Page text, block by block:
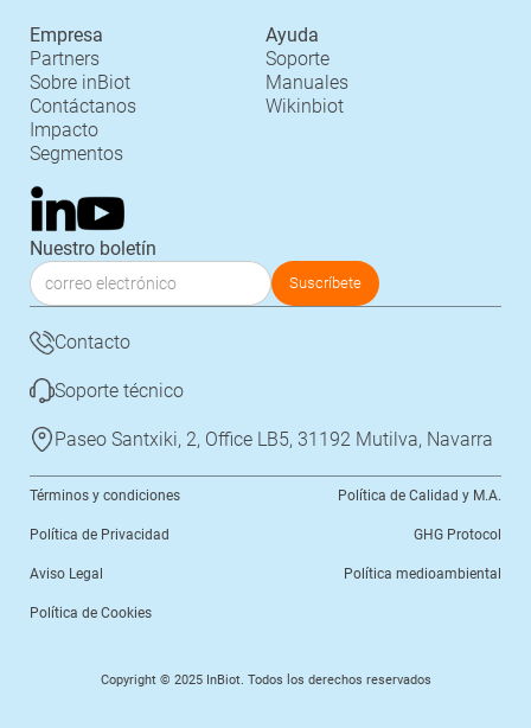
Empresa
Partners
Sobre inBiot
Contáctanos
Impacto
Segmentos
Ayuda
Soporte
Manuales
Wikinbiot
Nuestro boletín
Contacto
Soporte técnico
Paseo Santxiki, 2, Office LB5, 31192 Mutilva, Navarra
Términos y condiciones
Política de Privacidad
Aviso Legal
Política de Cookies
Política de Calidad y M.A.
GHG Protocol
Política medioambiental
Copyright © 2025 InBiot. Todos los derechos reservados